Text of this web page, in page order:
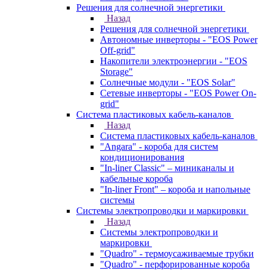
Решения для солнечной энергетики
Назад
Решения для солнечной энергетики
Автономные инверторы - "EOS Power
Off-grid"
Накопители электроэнергии - "EOS
Storage"
Солнечные модули - "EOS Solar"
Сетевые инверторы - "EOS Power On-
grid"
Система пластиковых кабель-каналов
Назад
Система пластиковых кабель-каналов
"Angara" - короба для систем
кондиционирования
"In-liner Classic" – миниканалы и
кабельные короба
"In-liner Front" – короба и напольные
системы
Системы электропроводки и маркировки
Назад
Системы электропроводки и
маркировки
"Quadro" - термоусаживаемые трубки
"Quadro" - перфорированные короба